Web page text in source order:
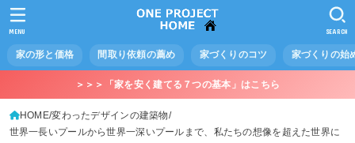
家の形と価格 間取り依頼の薦め 家づくりのコツ 家づくりの始
SEARCH
MENU
＞＞＞「家を安く建てる７つの基本」はこちら
HOME 変わったデザインの建築物
世界一長いプールから世界一深いプールまで、私たちの想像を超えた世界に